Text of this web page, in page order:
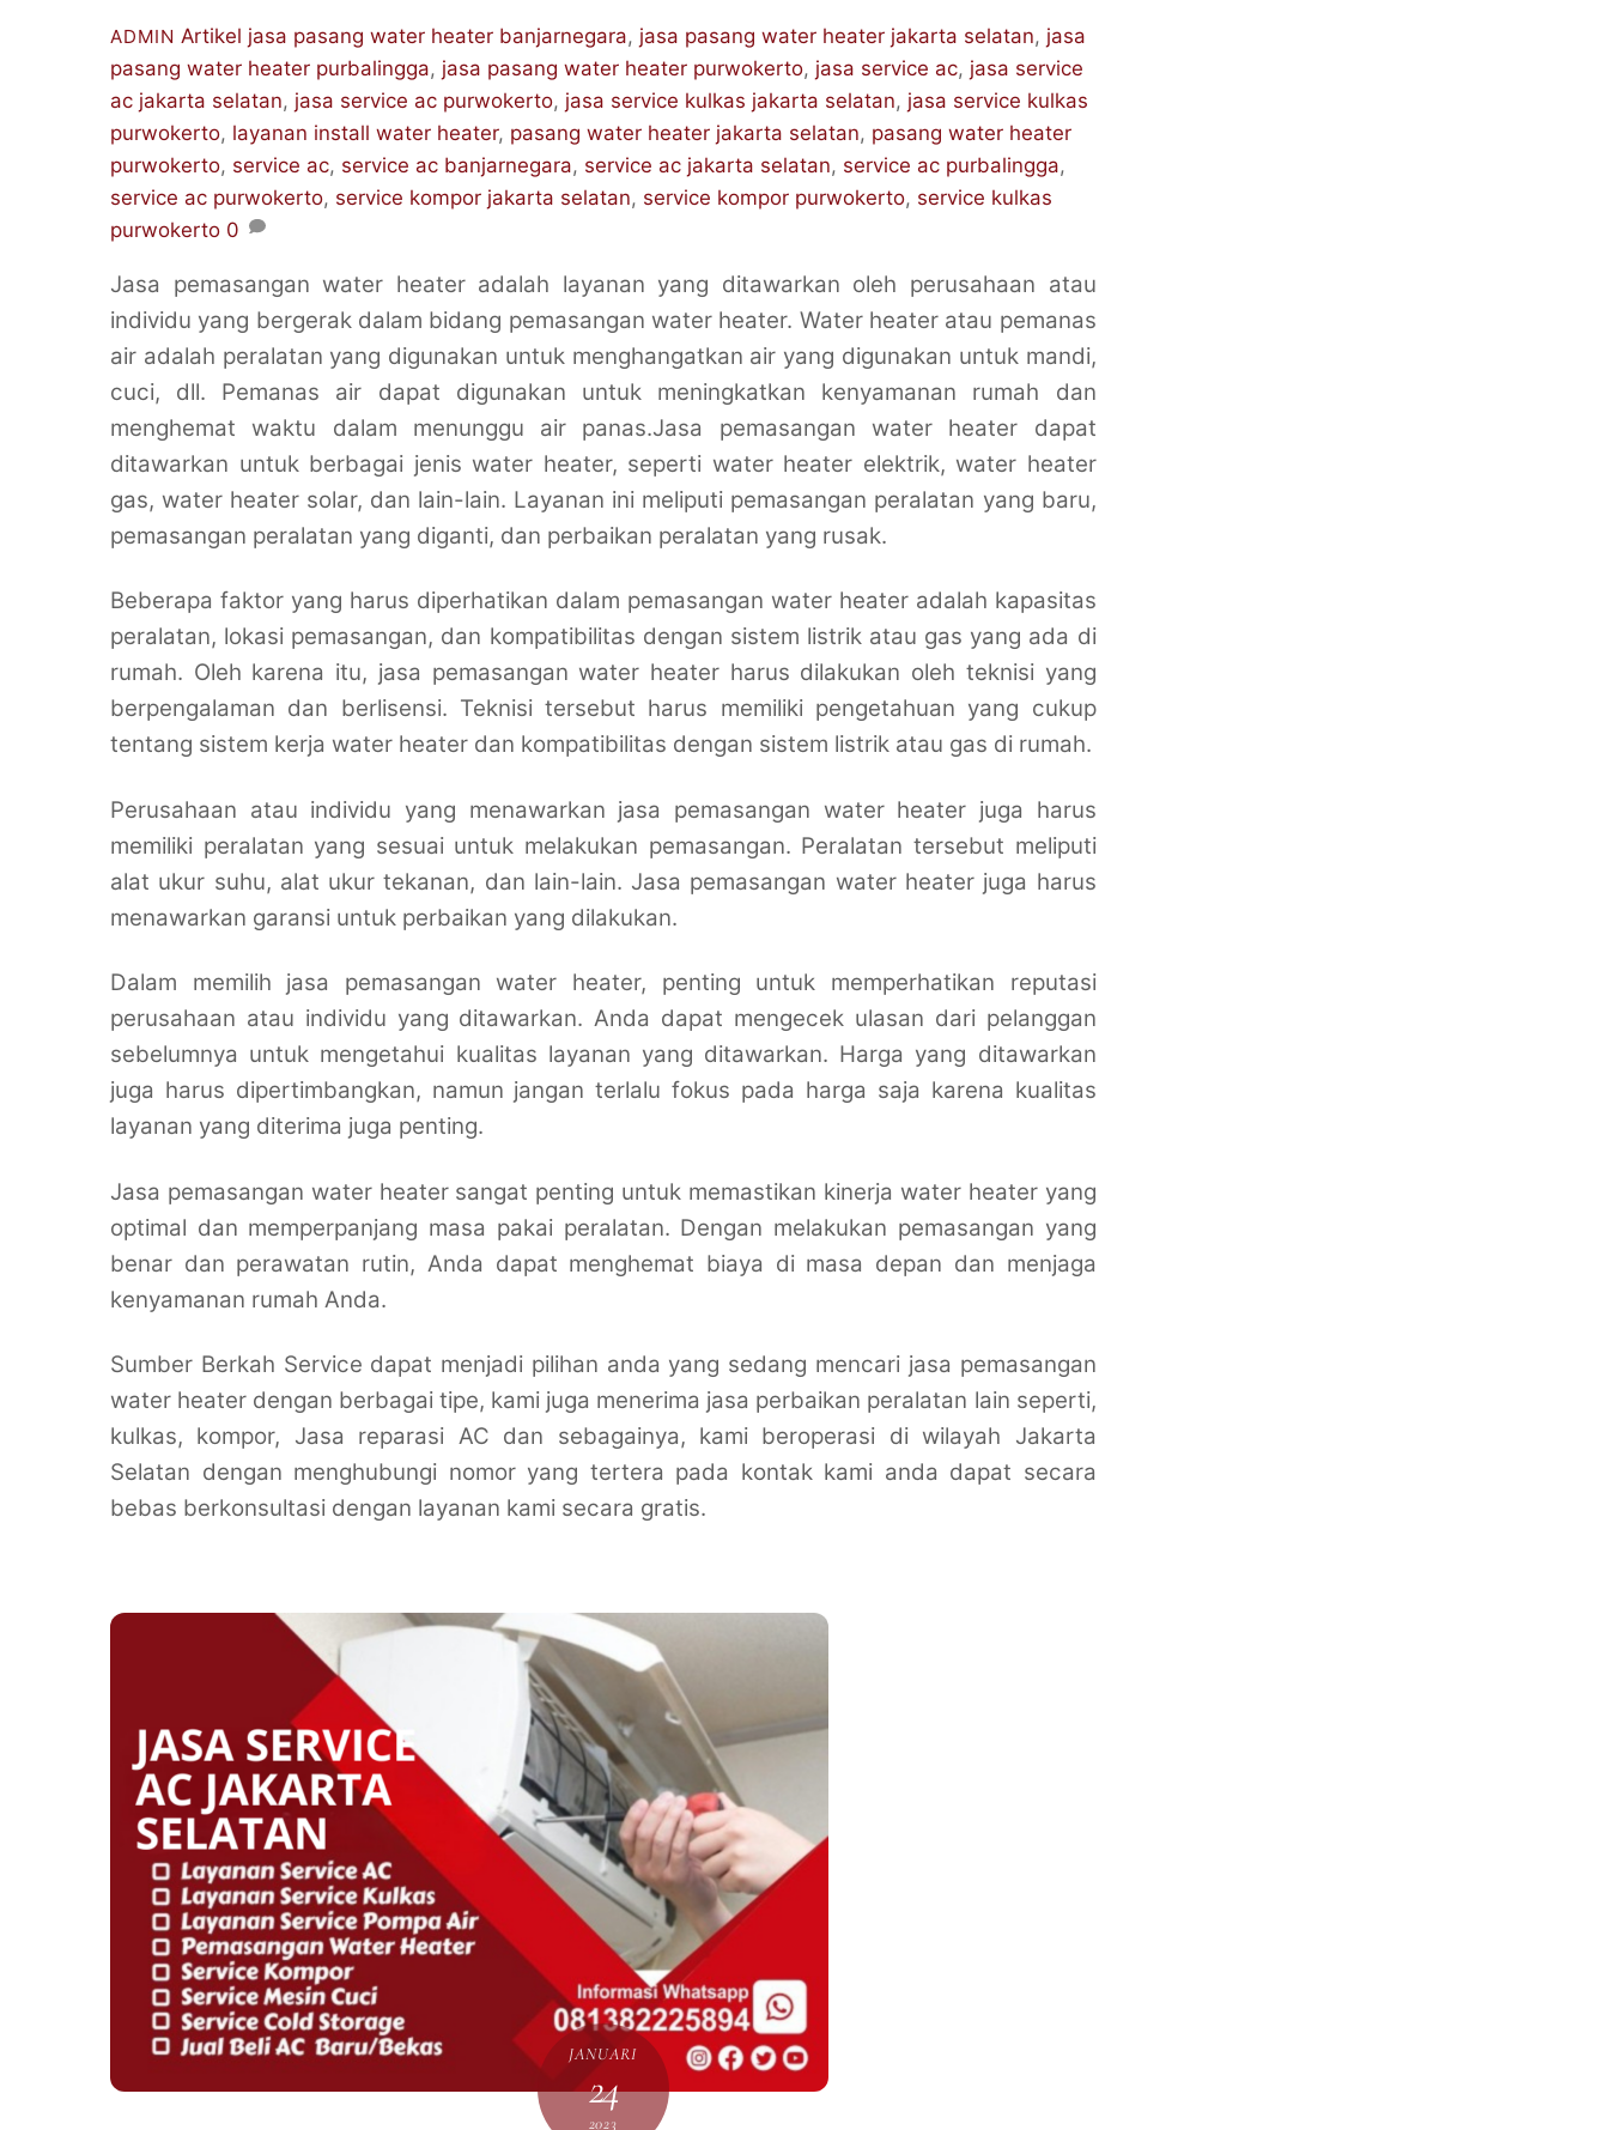
ADMIN Artikel jasa pasang water heater banjarnegara, jasa pasang water heater jakarta selatan, jasa
pasang water heater purbalingga, jasa pasang water heater purwokerto, jasa service ac, jasa service
ac jakarta selatan, jasa service ac purwokerto, jasa service kulkas jakarta selatan, jasa service kulkas
purwokerto, layanan install water heater, pasang water heater jakarta selatan, pasang water heater
purwokerto, service ac, service ac banjarnegara, service ac jakarta selatan, service ac purbalingga,
service ac purwokerto, service kompor jakarta selatan, service kompor purwokerto, service kulkas
purwokerto 0
Jasa pemasangan water heater adalah layanan yang ditawarkan oleh perusahaan atau
individu yang bergerak dalam bidang pemasangan water heater. Water heater atau pemanas
air adalah peralatan yang digunakan untuk menghangatkan air yang digunakan untuk mandi,
cuci, dll. Pemanas air dapat digunakan untuk meningkatkan kenyamanan rumah dan
menghemat waktu dalam menunggu air panas.Jasa pemasangan water heater dapat
ditawarkan untuk berbagai jenis water heater, seperti water heater elektrik, water heater
gas, water heater solar, dan lain-lain. Layanan ini meliputi pemasangan peralatan yang baru,
pemasangan peralatan yang diganti, dan perbaikan peralatan yang rusak.
Beberapa faktor yang harus diperhatikan dalam pemasangan water heater adalah kapasitas
peralatan, lokasi pemasangan, dan kompatibilitas dengan sistem listrik atau gas yang ada di
rumah. Oleh karena itu, jasa pemasangan water heater harus dilakukan oleh teknisi yang
berpengalaman dan berlisensi. Teknisi tersebut harus memiliki pengetahuan yang cukup
tentang sistem kerja water heater dan kompatibilitas dengan sistem listrik atau gas di rumah.
Perusahaan atau individu yang menawarkan jasa pemasangan water heater juga harus
memiliki peralatan yang sesuai untuk melakukan pemasangan. Peralatan tersebut meliputi
alat ukur suhu, alat ukur tekanan, dan lain-lain. Jasa pemasangan water heater juga harus
menawarkan garansi untuk perbaikan yang dilakukan.
Dalam memilih jasa pemasangan water heater, penting untuk memperhatikan reputasi
perusahaan atau individu yang ditawarkan. Anda dapat mengecek ulasan dari pelanggan
sebelumnya untuk mengetahui kualitas layanan yang ditawarkan. Harga yang ditawarkan
juga harus dipertimbangkan, namun jangan terlalu fokus pada harga saja karena kualitas
layanan yang diterima juga penting.
Jasa pemasangan water heater sangat penting untuk memastikan kinerja water heater yang
optimal dan memperpanjang masa pakai peralatan. Dengan melakukan pemasangan yang
benar dan perawatan rutin, Anda dapat menghemat biaya di masa depan dan menjaga
kenyamanan rumah Anda.
Sumber Berkah Service dapat menjadi pilihan anda yang sedang mencari jasa pemasangan
water heater dengan berbagai tipe, kami juga menerima jasa perbaikan peralatan lain seperti,
kulkas, kompor, Jasa reparasi AC dan sebagainya, kami beroperasi di wilayah Jakarta
Selatan dengan menghubungi nomor yang tertera pada kontak kami anda dapat secara
bebas berkonsultasi dengan layanan kami secara gratis.
JANUARI
24
2023